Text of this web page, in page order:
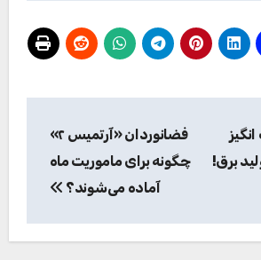
برق!
فضانوردان «آرتمیس ۲»
چگونه برای ماموریت ماه
آماده می‌شوند؟